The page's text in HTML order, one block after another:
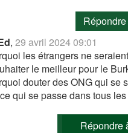
,29 avril 2024 09:01
les étrangers ne
le meilleur pour le
douter des ONG qui se
qui se passe dans tous
Répondre